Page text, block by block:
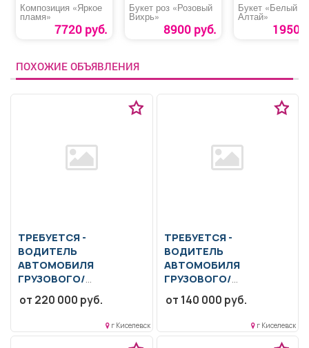
Композиция «Яркое
пламя»
7720 руб.
Букет роз «Розовый
Вихрь»
8900 руб.
Букет «Белый
Алтай»
1950
ПОХОЖИЕ ОБЪЯВЛЕНИЯ
ТРЕБУЕТСЯ -
ВОДИТЕЛЬ
АВТОМОБИЛЯ
ГРУЗОВОГО/
СПЕЦИАЛЬНОГО
Перевозка угля. Контроль
автомобиля. Мелкосрочный
от 220 000 руб.
г Киселевск
ТРЕБУЕТСЯ -
ВОДИТЕЛЬ
АВТОМОБИЛЯ
ГРУЗОВОГО/
СПЕЦИАЛЬНОГО
Образование: Общее
автомобиля БеЛАЗ 75131
от 140 000 руб.
г Киселевск